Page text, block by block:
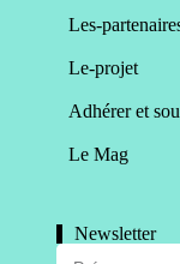
Les-
Le-projet
Adhérer et
Le Mag
Newsletter